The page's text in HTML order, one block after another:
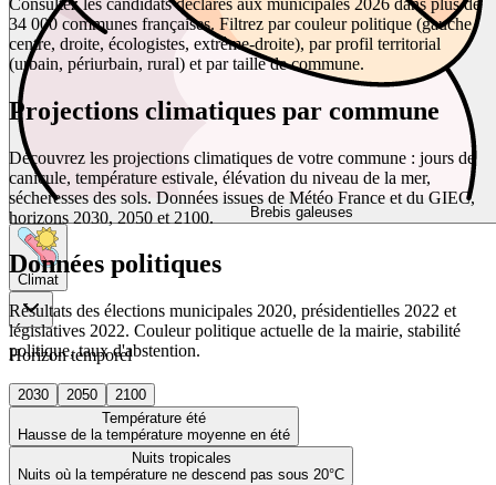
Brebis galeuses
Climat
Horizon temporel
2030 2050
2100
Température été
Hausse de la température moyenne en été
Nuits tropicales
Nuits où la température ne descend pas sous 20°C
34 000 communes françaises. Filtrez par couleur politique (gauche,
centre, droite, écologistes, extrême-droite), par profil territorial
(urbain, périurbain, rural) et par taille de commune.
Projections climatiques par commune
Découvrez les projections climatiques de votre commune : jours de
canicule, température estivale, élévation du niveau de la mer,
sécheresses des sols. Données issues de Météo France et du GIEC,
horizons 2030, 2050 et 2100.
Données politiques
Résultats des élections municipales 2020, présidentielles 2022 et
législatives 2022. Couleur politique actuelle de la mairie, stabilité
politique, taux d'abstention.